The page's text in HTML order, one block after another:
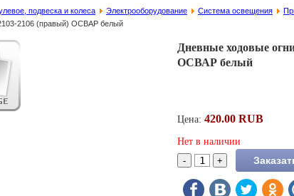
подвеска и колеса Электрооборудование Система освещения
2106 (правый) ОСВАР белый
Дневные ходовые
ОСВАР белый
Цена: 420.00 RUB
Нет в наличии